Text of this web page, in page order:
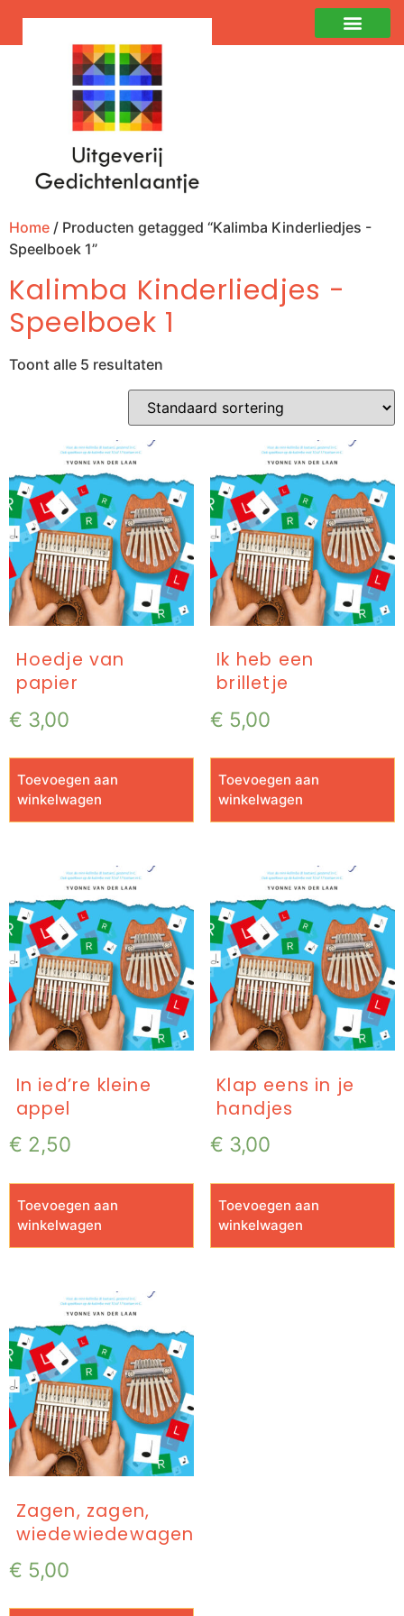
Home / Producten getagged “Kalimba Kinderliedjes -
Speelboek 1”
Kalimba Kinderliedjes -
Speelboek 1
Toont alle 5 resultaten
Hoedje van
papier
€ 3,00
Toevoegen aan
winkelwagen
Ik heb een
brilletje
€ 5,00
Toevoegen aan
winkelwagen
In ied’re kleine
appel
€ 2,50
Toevoegen aan
winkelwagen
Klap eens in je
handjes
€ 3,00
Toevoegen aan
winkelwagen
Zagen, zagen,
wiedewiedewagen
€ 5,00